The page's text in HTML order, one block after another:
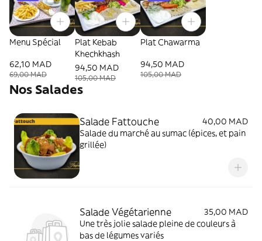
Menu Spécial
62,10 MAD
69,00 MAD
Plat Kebab
Khechkhash
94,50 MAD
105,00 MAD
Plat Chawarma
94,50 MAD
105,00 MAD
Nos Salades
Salade Fattouche
40,00 MAD
Salade du marché au sumac (épices, et pain
grillée)
Salade Végétarienne
35,00 MAD
Une très jolie salade pleine de couleurs à
bas de légumes variés